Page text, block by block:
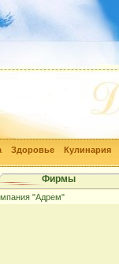
Здоровье Кулинария
Фирмы
"Адрем"